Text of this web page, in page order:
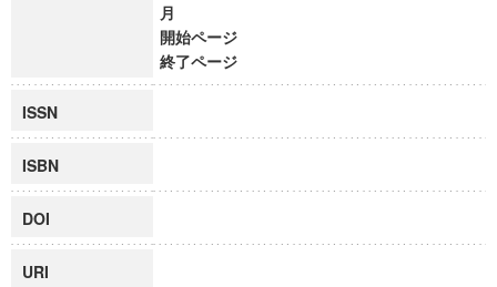
月
開始ページ
終了ページ
ISSN
ISBN
DOI
URI